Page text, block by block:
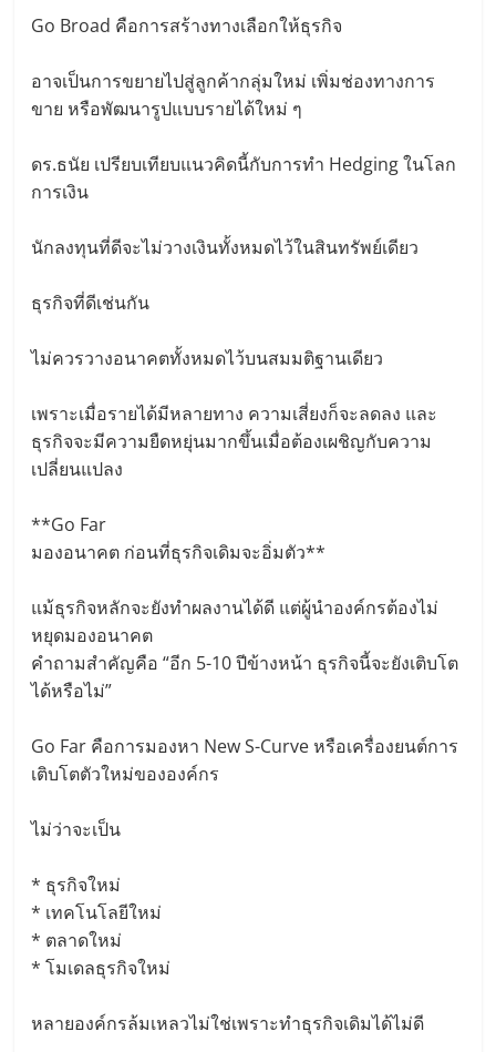
Go Broad คือการสร้างทางเลือกให้ธุรกิจ
อาจเป็นการขยายไปสู่ลูกค้ากลุ่มใหม่ เพิ่มช่องทางการ
ขาย หรือพัฒนารูปแบบรายได้ใหม่ ๆ
ดร.ธนัย เปรียบเทียบแนวคิดนี้กับการทำ Hedging ในโลก
การเงิน
นักลงทุนที่ดีจะไม่วางเงินทั้งหมดไว้ในสินทรัพย์เดียว
ธุรกิจที่ดีเช่นกัน
ไม่ควรวางอนาคตทั้งหมดไว้บนสมมติฐานเดียว
เพราะเมื่อรายได้มีหลายทาง ความเสี่ยงก็จะลดลง และ
ธุรกิจจะมีความยืดหยุ่นมากขึ้นเมื่อต้องเผชิญกับความ
เปลี่ยนแปลง
**Go Far
มองอนาคต ก่อนที่ธุรกิจเดิมจะอิ่มตัว**
แม้ธุรกิจหลักจะยังทำผลงานได้ดี แต่ผู้นำองค์กรต้องไม่
หยุดมองอนาคต
คำถามสำคัญคือ “อีก 5-10 ปีข้างหน้า ธุรกิจนี้จะยังเติบโต
ได้หรือไม่”
Go Far คือการมองหา New S-Curve หรือเครื่องยนต์การ
เติบโตตัวใหม่ขององค์กร
ไม่ว่าจะเป็น
* ธุรกิจใหม่
* เทคโนโลยีใหม่
* ตลาดใหม่
* โมเดลธุรกิจใหม่
หลายองค์กรล้มเหลวไม่ใช่เพราะทำธุรกิจเดิมได้ไม่ดี